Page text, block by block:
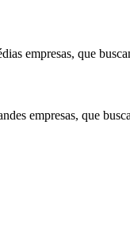
empresas, que
empresas, que